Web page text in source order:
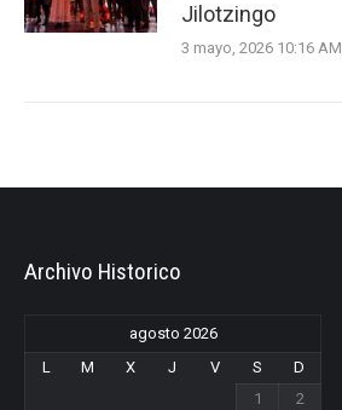
Jilotzingo
3 mayo, 2026 10:16 AM
Archivo Historico
agosto 2026
L
M X J V S
D
1
2